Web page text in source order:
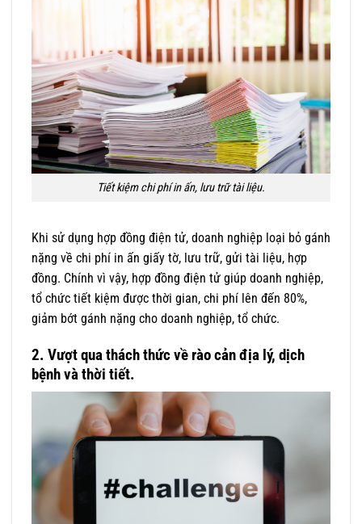
Tiết kiệm chi phí in ấn, lưu trữ tài liệu.
Khi sử dụng hợp đồng điện tử, doanh nghiệp loại bỏ gánh
nặng về chi phí in ấn giấy tờ, lưu trữ, gửi tài liệu, hợp
đồng. Chính vì vậy, hợp đồng điện tử giúp doanh nghiệp,
tổ chức tiết kiệm được thời gian, chi phí lên đến 80%,
giảm bớt gánh nặng cho doanh nghiệp, tổ chức.
2. Vượt qua thách thức về rào cản địa lý, dịch
bệnh và thời tiết.